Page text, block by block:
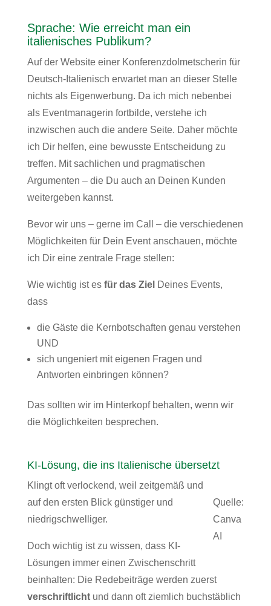
Sprache: Wie erreicht man ein
italienisches Publikum?
Auf der Website einer Konferenzdolmetscherin für
Deutsch-Italienisch erwartet man an dieser Stelle
nichts als Eigenwerbung. Da ich mich nebenbei
als Eventmanagerin fortbilde, verstehe ich
inzwischen auch die andere Seite. Daher möchte
ich Dir helfen, eine bewusste Entscheidung zu
treffen. Mit sachlichen und pragmatischen
Argumenten – die Du auch an Deinen Kunden
weitergeben kannst.
Bevor wir uns – gerne im Call – die verschiedenen
Möglichkeiten für Dein Event anschauen, möchte
ich Dir eine zentrale Frage stellen:
Wie wichtig ist es für das Ziel Deines Events,
dass
die Gäste die Kernbotschaften genau verstehen
UND
sich ungeniert mit eigenen Fragen und
Antworten einbringen können?
Das sollten wir im Hinterkopf behalten, wenn wir
die Möglichkeiten besprechen.
KI-Lösung, die ins Italienische übersetzt
Quelle:
Canva
AI
Klingt oft verlockend, weil zeitgemäß und
auf den ersten Blick günstiger und
niedrigschwelliger.
Doch wichtig ist zu wissen, dass KI-
Lösungen immer einen Zwischenschritt
beinhalten: Die Redebeiträge werden zuerst
verschriftlichtund dann oft ziemlich buchstäblich